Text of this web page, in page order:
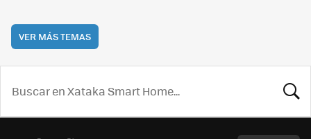
VER MÁS TEMAS